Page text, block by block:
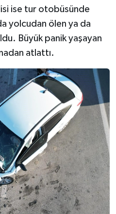
ise tur otobüsünde
yolcudan ölen ya da
Büyük panik yaşayan
atlattı.